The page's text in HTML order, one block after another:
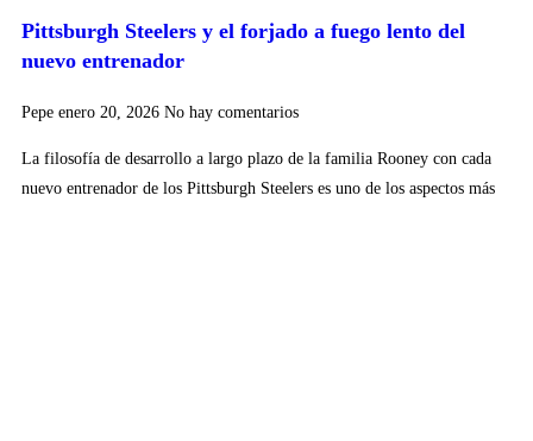
Pittsburgh Steelers y el forjado a fuego lento del
nuevo entrenador
Pepe enero 20, 2026 No hay comentarios
La filosofía de desarrollo a largo plazo de la familia Rooney con cada
nuevo entrenador de los Pittsburgh Steelers es uno de los aspectos más